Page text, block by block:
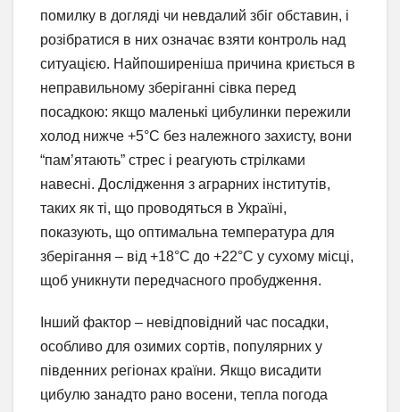
помилку в догляді чи невдалий збіг обставин, і
розібратися в них означає взяти контроль над
ситуацією. Найпоширеніша причина криється в
неправильному зберіганні сівка перед
посадкою: якщо маленькі цибулинки пережили
холод нижче +5°C без належного захисту, вони
“пам’ятають” стрес і реагують стрілками
навесні. Дослідження з аграрних інститутів,
таких як ті, що проводяться в Україні,
показують, що оптимальна температура для
зберігання – від +18°C до +22°C у сухому місці,
щоб уникнути передчасного пробудження.
Інший фактор – невідповідний час посадки,
особливо для озимих сортів, популярних у
південних регіонах країни. Якщо висадити
цибулю занадто рано восени, тепла погода